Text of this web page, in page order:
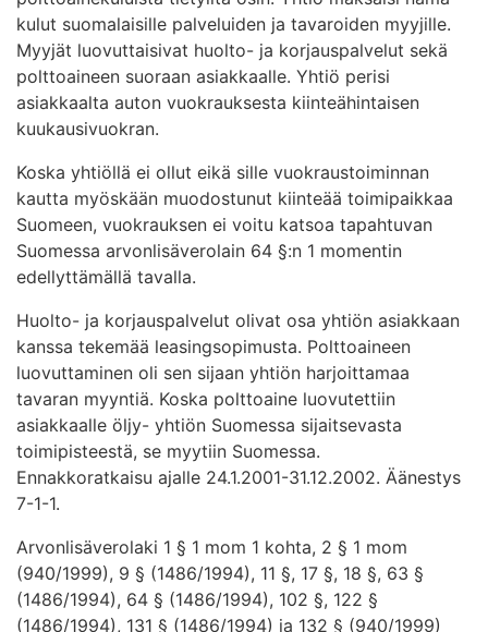
kulut suomalaisille palveluiden ja tavaroiden myyjille.
Myyjät luovuttaisivat huolto- ja korjauspalvelut sekä
polttoaineen suoraan asiakkaalle. Yhtiö perisi
asiakkaalta auton vuokrauksesta kiinteähintaisen
kuukausivuokran.
Koska yhtiöllä ei ollut eikä sille vuokraustoiminnan
kautta myöskään muodostunut kiinteää toimipaikkaa
Suomeen, vuokrauksen ei voitu katsoa tapahtuvan
Suomessa arvonlisäverolain 64 §:n 1 momentin
edellyttämällä tavalla.
Huolto- ja korjauspalvelut olivat osa yhtiön asiakkaan
kanssa tekemää leasingsopimusta. Polttoaineen
luovuttaminen oli sen sijaan yhtiön harjoittamaa
tavaran myyntiä. Koska polttoaine luovutettiin
asiakkaalle öljy- yhtiön Suomessa sijaitsevasta
toimipisteestä, se myytiin Suomessa.
Ennakkoratkaisu ajalle 24.1.2001-31.12.2002. Äänestys
7-1-1.
Arvonlisäverolaki 1 § 1 mom 1 kohta, 2 § 1 mom
(940/1999), 9 § (1486/1994), 11 §, 17 §, 18 §, 63 §
(1486/1994), 64 § (1486/1994), 102 §, 122 §
(1486/1994), 131 § (1486/1994) ja 132 § (940/1999)